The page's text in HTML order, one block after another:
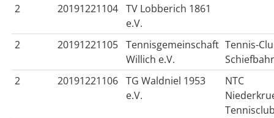
2
20191221104 TV Lobberich 1861
e.V.
2
20191221105 Tennisgemeinschaft
Willich e.V.
Tennis-
2
20191221106 TG Waldniel 1953
e.V.
NTC